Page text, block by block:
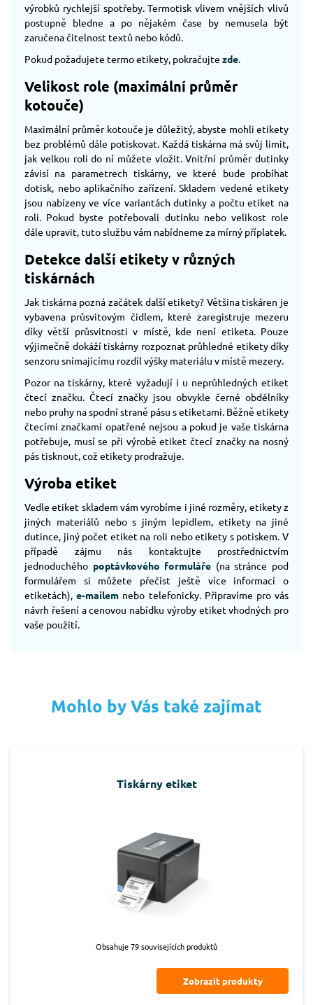
výrobků rychlejší spotřeby. Termotisk vlivem vnějších vlivů
postupně bledne a po nějakém čase by nemusela být
zaručena čitelnost textů nebo kódů.
Pokud požadujete termo etikety, pokračujte zde
Velikost role (maximální průměr
kotouče)
Maximální průměr kotouče je důležitý, abyste mohli etikety
bez problémů dále potiskovat. Každá tiskárna má svůj limit,
jak velkou roli do ní můžete vložit. Vnitřní průměr dutinky
závisí na parametrech tiskárny, ve které bude probíhat
dotisk, nebo aplikačního zařízení. Skladem vedené etikety
jsou nabízeny ve více variantách dutinky a počtu etiket na
roli. Pokud byste potřebovali dutinku nebo velikost role
dále upravit, tuto službu vám nabídneme za mírný příplatek.
Detekce další etikety v různých
tiskárnách
Jak tiskárna pozná začátek další etikety? Většina tiskáren je
vybavena průsvitovým čidlem, které zaregistruje mezeru
díky větší průsvitnosti v místě, kde není etiketa. Pouze
výjimečně dokáží tiskárny rozpoznat průhledné etikety díky
senzoru snímajícímu rozdíl výšky materiálu v místě mezery.
Pozor na tiskárny, které vyžadují i u neprůhledných etiket
čtecí značku. Čtecí značky jsou obvykle černé obdélníky
nebo pruhy na spodní straně pásu s etiketami. Běžně etikety
čtecími značkami opatřené nejsou a pokud je vaše tiskárna
potřebuje, musí se při výrobě etiket čtecí značky na nosný
pás tisknout, což etikety prodražuje.
Výroba etiket
Vedle etiket skladem vám vyrobíme i jiné rozměry, etikety z
jiných materiálů nebo s jiným lepidlem, etikety na jiné
dutince, jiný počet etiket na roli nebo etikety s potiskem. V
případě zájmu nás kontaktujte prostřednictvím
jednoduchého poptávkového formuláře (na stránce pod
formulářem si můžete přečíst ještě více informací o
etiketách),e-mailem nebo telefonicky. Připravíme pro vás
návrh řešení a cenovou nabídku výroby etiket vhodných pro
vaše použití.
Mohlo by Vás také zajímat
Tiskárny etiket
Obsahuje 79 souvisejících produktů
Zobrazit produkty